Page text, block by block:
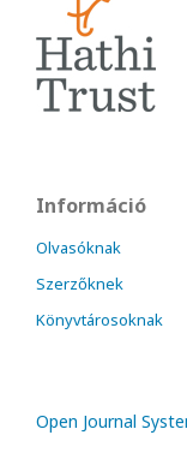
Információ
Olvasóknak
Szerzőknek
Könyvtárosoknak
Open Journal